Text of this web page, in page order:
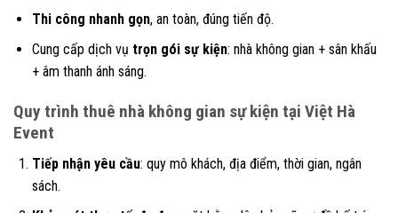
Thi công nhanh gọn, an toàn, đúng tiến độ.
Cung cấp dịch vụ trọn gói sự kiện: nhà không gian + sân khấu
+ âm thanh ánh sáng.
Quy trình thuê nhà không gian sự kiện tại Việt Hà
Event
Tiếp nhận yêu cầu: quy mô khách, địa điểm, thời gian, ngân
sách.